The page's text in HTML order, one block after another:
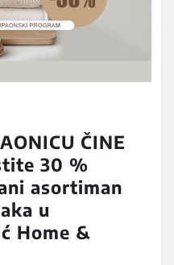
ČINE
30 %
asortiman
u
Home &